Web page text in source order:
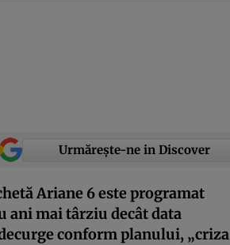
Urmărește-ne in Discover
Ariane 6 este programat
ani mai târziu decât data
conform planului, „criza